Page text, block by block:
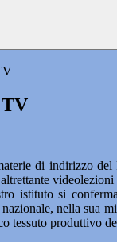
di indirizzo del
videolezioni
istituto si
nella sua
tessuto produttivo